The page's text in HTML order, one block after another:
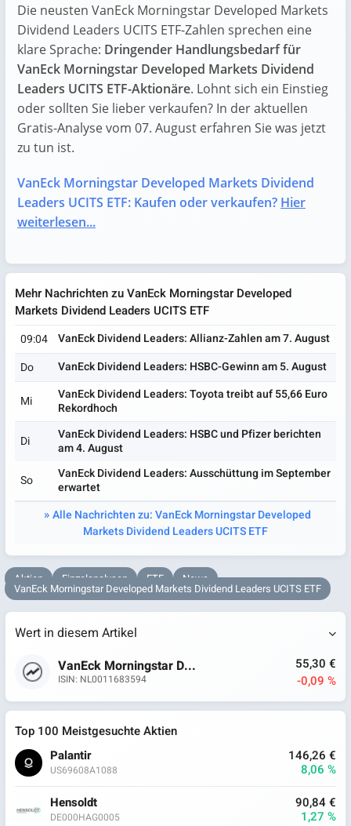
Die neusten VanEck Morningstar Developed Markets
Dividend Leaders UCITS ETF-Zahlen sprechen eine
klare Sprache: Dringender Handlungsbedarf für
VanEck Morningstar Developed Markets Dividend
Leaders UCITS ETF-Aktionäre. Lohnt sich ein Einstieg
oder sollten Sie lieber verkaufen? In der aktuellen
Gratis-Analyse vom 07. August erfahren Sie was jetzt
zu tun ist.
VanEck Morningstar Developed Markets Dividend
Leaders UCITS ETF: Kaufen oder verkaufen? Hier
weiterlesen...
Mehr Nachrichten zu VanEck Morningstar Developed
Markets Dividend Leaders UCITS ETF
09:04
VanEck Dividend Leaders: Allianz-Zahlen am 7. August
Do
VanEck Dividend Leaders: HSBC-Gewinn am 5. August
Mi
VanEck Dividend Leaders: Toyota treibt auf 55,66 Euro
Rekordhoch
Di
VanEck Dividend Leaders: HSBC und Pfizer berichten
am 4. August
So
VanEck Dividend Leaders: Ausschüttung im September
erwartet
Alle Nachrichten zu: VanEck Morningstar Developed
Markets Dividend Leaders UCITS ETF
Aktien Einzelanalysen ETF News
VanEck Morningstar Developed Markets Dividend Leaders UCITS ETF
Wert in diesem Artikel
VanEck Morningstar D...
ISIN: NL0011683594
55,30 €
-0,09 %
Top 100 Meistgesuchte Aktien
Palantir
US69608A1088
146,26 €
8,06 %
Hensoldt
DE000HAG0005
90,84 €
1,27 %